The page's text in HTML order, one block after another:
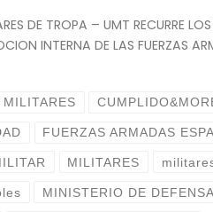
DE TROPA – UMT RECURRE
INTERNA DE LAS FUERZAS
FUERZAS ARMADAS
MILITARES
MINISTERIO DE DEFENSA